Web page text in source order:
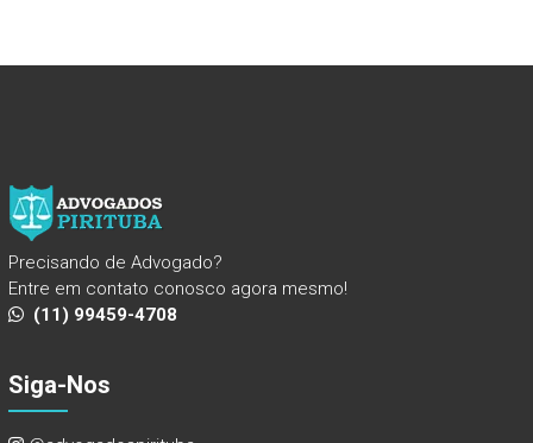
Precisando de Advogado?
Entre em contato conosco agora mesmo!
(11) 99459-4708
Siga-Nos